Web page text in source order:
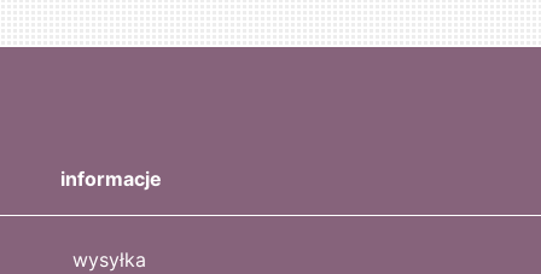
informacje
wysyłka